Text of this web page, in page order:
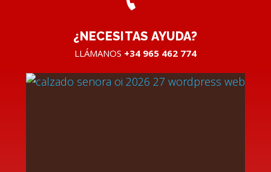
¿NECESITAS AYUDA?
LLÁMANOS +34 965 462 774